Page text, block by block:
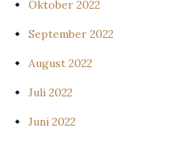
Oktober 2022
September 2022
August 2022
Juli 2022
Juni 2022